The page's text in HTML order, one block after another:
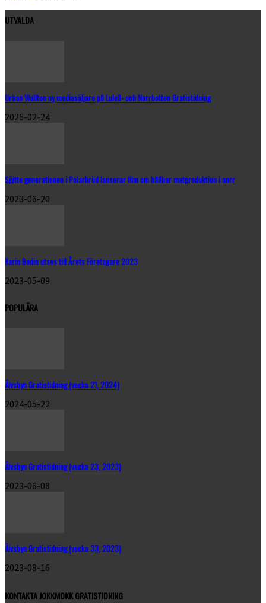
UTVALDA
Urban Wallton ny mediasäljare på Luleå- och Norrbotten Gratistidning
2026-02-24
Sjätte generationen i Polarbröd lanserar film om hållbar matproduktion i norr
2023-06-20
Karin Bodin utses till Årets Företagare 2023
2023-05-09
POPULÄRA
Älvsbyn Gratistidning (vecka 21, 2024)
2024-05-22
Älvsbyn Gratistidning (vecka 23, 2023)
2023-06-08
Älvsbyn Gratistidning (vecka 33, 2023)
2023-08-16
KONTAKTA JOKKMOKK GRATISTIDNING